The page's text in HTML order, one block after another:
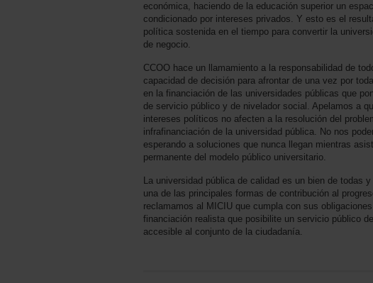
económica, haciendo de la educación superior un
condicionado por intereses privados. Y esto es el
política sostenida en el tiempo para convertir la
de negocio.
CCOO hace un llamamiento a la responsabilidad de
capacidad de decisión para afrontar de una vez por
en la financiación de las universidades públicas que
de servicio público y de nivelador social. Apelamos a
intereses políticos no afecten a la resolución del
infrafinanciación de la universidad pública. No nos
esperando a soluciones que nunca llegan mientras
permanente del modelo público universitario.
La universidad pública de calidad es un bien de todas
una de las principales formas de contribución al
reclamamos al MICIU que cumpla con sus
financiación realista que posibilite un servicio público
accesible al conjunto de la ciudadanía.